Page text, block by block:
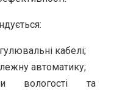
кабелі;
автоматику;
вологості та